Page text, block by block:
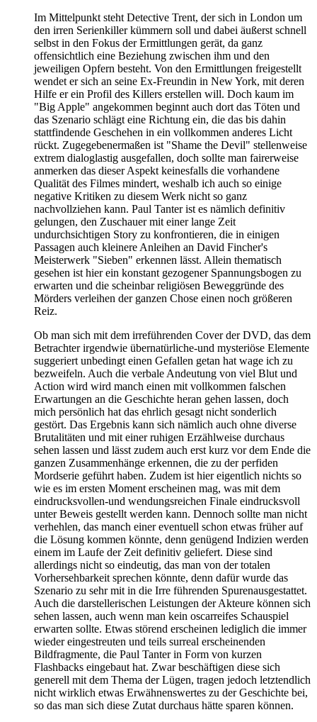
Im Mittelpunkt steht Detective Trent, der sich in London um
den irren Serienkiller kümmern soll und dabei äußerst schnell
selbst in den Fokus der Ermittlungen gerät, da ganz
offensichtlich eine Beziehung zwischen ihm und den
jeweiligen Opfern besteht. Von den Ermittlungen freigestellt
wendet er sich an seine Ex-Freundin in New York, mit deren
Hilfe er ein Profil des Killers erstellen will. Doch kaum im
"Big Apple" angekommen beginnt auch dort das Töten und
das Szenario schlägt eine Richtung ein, die das bis dahin
stattfindende Geschehen in ein vollkommen anderes Licht
rückt. Zugegebenermaßen ist "Shame the Devil" stellenweise
extrem dialoglastig ausgefallen, doch sollte man fairerweise
anmerken das dieser Aspekt keinesfalls die vorhandene
Qualität des Filmes mindert, weshalb ich auch so einige
negative Kritiken zu diesem Werk nicht so ganz
nachvollziehen kann. Paul Tanter ist es nämlich definitiv
gelungen, den Zuschauer mit einer lange Zeit
undurchsichtigen Story zu konfrontieren, die in einigen
Passagen auch kleinere Anleihen an David Fincher's
Meisterwerk "Sieben" erkennen lässt. Allein thematisch
gesehen ist hier ein konstant gezogener Spannungsbogen zu
erwarten und die scheinbar religiösen Beweggründe des
Mörders verleihen der ganzen Chose einen noch größeren
Reiz.
Ob man sich mit dem irreführenden Cover der DVD, das dem
Betrachter irgendwie übernatürliche-und mysteriöse Elemente
suggeriert unbedingt einen Gefallen getan hat wage ich zu
bezweifeln. Auch die verbale Andeutung von viel Blut und
Action wird wird manch einen mit vollkommen falschen
Erwartungen an die Geschichte heran gehen lassen, doch
mich persönlich hat das ehrlich gesagt nicht sonderlich
gestört. Das Ergebnis kann sich nämlich auch ohne diverse
Brutalitäten und mit einer ruhigen Erzählweise durchaus
sehen lassen und lässt zudem auch erst kurz vor dem Ende die
ganzen Zusammenhänge erkennen, die zu der perfiden
Mordserie geführt haben. Zudem ist hier eigentlich nichts so
wie es im ersten Moment erscheinen mag, was mit dem
eindrucksvollen-und wendungsreichen Finale eindrucksvoll
unter Beweis gestellt werden kann. Dennoch sollte man nicht
verhehlen, das manch einer eventuell schon etwas früher auf
die Lösung kommen könnte, denn genügend Indizien werden
einem im Laufe der Zeit definitiv geliefert. Diese sind
allerdings nicht so eindeutig, das man von der totalen
Vorhersehbarkeit sprechen könnte, denn dafür wurde das
Szenario zu sehr mit in die Irre führenden Spurenausgestattet.
Auch die darstellerischen Leistungen der Akteure können sich
sehen lassen, auch wenn man kein oscarreifes Schauspiel
erwarten sollte. Etwas störend erscheinen lediglich die immer
wieder eingestreuten und teils surreal erscheinenden
Bildfragmente, die Paul Tanter in Form von kurzen
Flashbacks eingebaut hat. Zwar beschäftigen diese sich
generell mit dem Thema der Lügen, tragen jedoch letztendlich
nicht wirklich etwas Erwähnenswertes zu der Geschichte bei,
so das man sich diese Zutat durchaus hätte sparen können.